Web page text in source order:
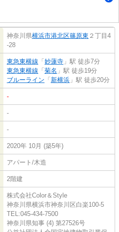
神奈川県横浜市港北区篠原東 ２丁目4
-28
東急東横線 「 妙蓮寺 」駅 徒歩7分
東急東横線 「 菊名 」駅 徒歩19分
ブルーライン 「 新横浜 」駅 徒歩20分
-
-
-
2020年 10月 (築5年)
アパート/木造
2階建
株式会社Color＆Style
神奈川県横浜市神奈川区白楽100-5
TEL:045-434-7500
神奈川県知事 (4) 第27526号